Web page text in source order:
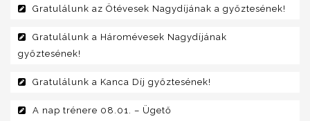
Gratulálunk az Ötévesek Nagydíjának a győztesének!
Gratulálunk a Háromévesek Nagydíjának
győztesének!
Gratulálunk a Kanca Díj győztesének!
A nap trénere 08.01. – Ügető